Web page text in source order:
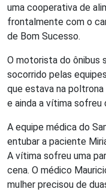
uma cooperativa de
frontalmente com o
de Bom Sucesso.
O motorista do ônibus
socorrido pelas
que estava na
e ainda a vítima sofreu
A equipe médica do
entubar a paciente
A vítima sofreu uma
cena. O médico
mulher precisou de